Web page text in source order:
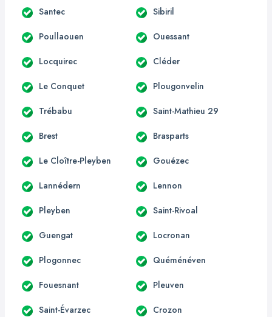
Santec Sibiril
Poullaouen Ouessant
Locquirec Cléder
Le Conquet Plougonvelin
Trébabu Saint-Mathieu 29
Brest Brasparts
Le Cloître-Pleyben Gouézec
Lannédern Lennon
Pleyben Saint-Rivoal
Guengat Locronan
Plogonnec Quéménéven
Fouesnant Pleuven
Saint-Évarzec Crozon